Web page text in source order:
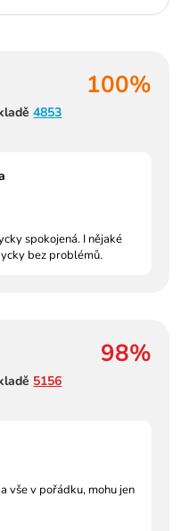
100%
4853
spokojená. I nějaké
bez problémů.
98%
5156
vše v pořádku, mohu jen